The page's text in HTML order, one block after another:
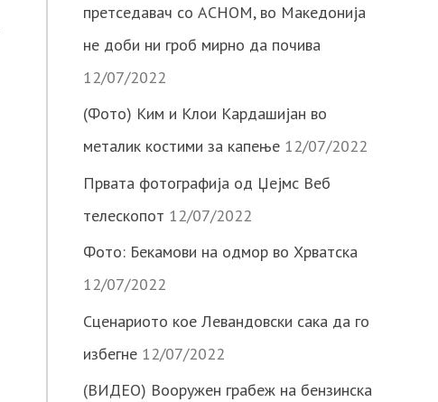
претседавач со АСНОМ, во Македонија
не доби ни гроб мирно да почива
12/07/2022
(Фото) Ким и Клои Кардашијан во
металик костими за капење 12/07/2022
Првата фотографија од Џејмс Веб
телескопот 12/07/2022
Фото: Бекамови на одмор во Хрватска
12/07/2022
Сценариото кое Левандовски сака да го
избегне 12/07/2022
(ВИДЕО) Вооружен грабеж на бензинска